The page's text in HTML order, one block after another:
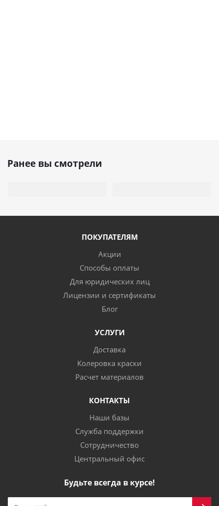
Ранее вы смотрели
ПОКУПАТЕЛЯМ
Акции
Способы оплаты
Для юридических лиц
Лицензии и сертификаты
Блог
УСЛУГИ
Доставка
Колеровка краски
Расчет материалов
КОНТАКТЫ
Наши базы
Служба поддержки
Сотрудничество
Центральный офис
Будьте всегда в курсе!